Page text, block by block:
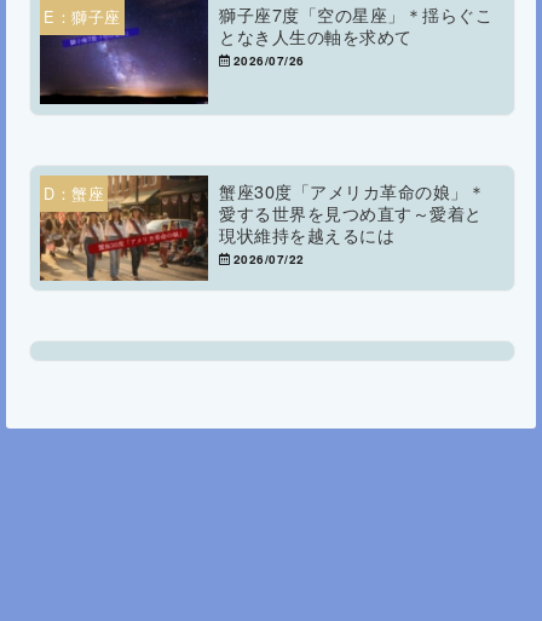
E：獅子座
獅子座7度「空の星座」＊揺らぐこ
となき人生の軸を求めて
2026/07/26
D：蟹座
蟹座30度「アメリカ革命の娘」＊
愛する世界を見つめ直す～愛着と
現状維持を越えるには
2026/07/22